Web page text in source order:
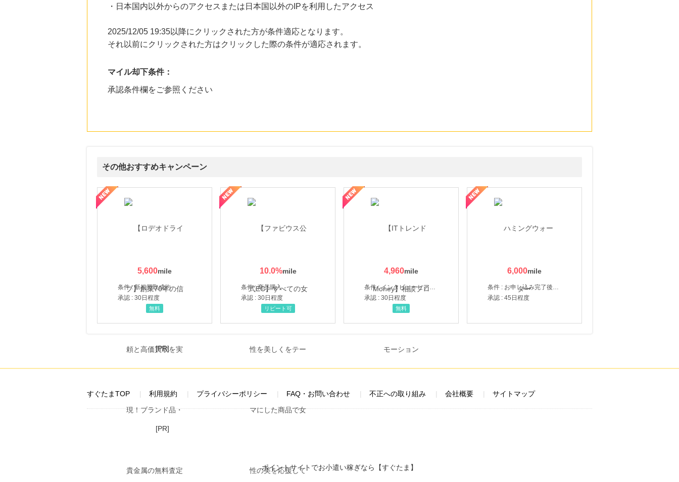
・日本国内以外からのアクセスまたは日本国以外のIPを利用したアクセス
2025/12/05 19:35以降にクリックされた方が条件適応となります。
それ以前にクリックされた方はクリックした際の条件が適応されます。
マイル却下条件：
承認条件欄をご参照ください
その他おすすめキャンペーン
5,600
条件 : 新規買取成約
承認 : 30日程度
無料
10.0%
条件 : 商品購入
承認 : 30日程度
くをテーマにした商品で女性の美を応援しています
リピート可
4,960
条件 : インタビューヒアリング完了
承認 : 30日程度
【ITトレンドMoney】相談プロモーション
無料
6,000
条件 : お申し込み完了後、決済登録完了と1ヶ月以内のサーバー初回設置。
承認 : 45日程度
ハミングウォーター【販売代理店】
[PR]
すぐたまTOP 利用規約 プライバシーポリシー FAQ・お問い合わせ 不正への取り組み 会社概要 サイトマップ
[PR]
ポイントサイトでお小遣い稼ぎなら【すぐたま】